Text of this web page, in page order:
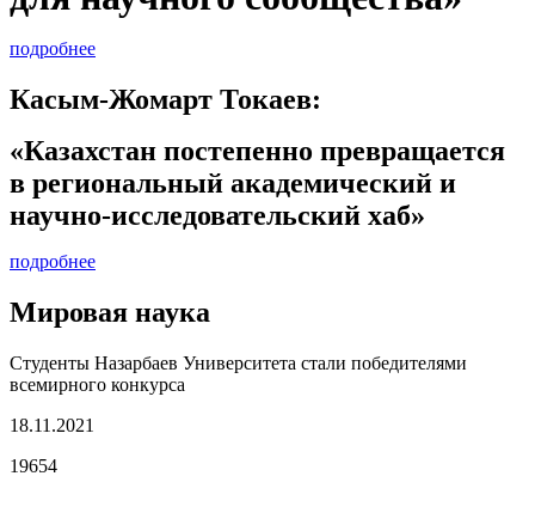
подробнее
Касым-Жомарт Токаев:
«Казахстан постепенно превращается
в региональный академический и
научно-исследовательский хаб»
подробнее
Мировая наука
Студенты Назарбаев Университета стали победителями
всемирного конкурса
18.11.2021
19654